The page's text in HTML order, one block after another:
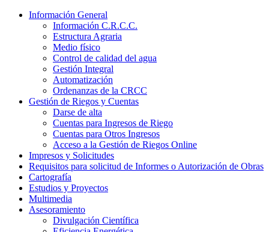
Información General
Información C.R.C.C.
Estructura Agraria
Medio físico
Control de calidad del agua
Gestión Integral
Automatización
Ordenanzas de la CRCC
Gestión de Riegos y Cuentas
Darse de alta
Cuentas para Ingresos de Riego
Cuentas para Otros Ingresos
Acceso a la Gestión de Riegos Online
Impresos y Solicitudes
Requisitos para solicitud de Informes o Autorización de Obras
Cartografía
Estudios y Proyectos
Multimedia
Asesoramiento
Divulgación Científica